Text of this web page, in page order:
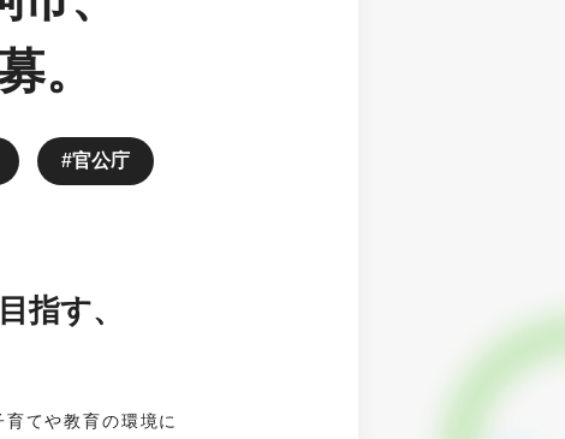
。
官公庁
指す、
てや教育の環境に